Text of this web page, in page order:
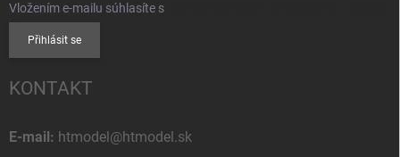
Vložením e-mailu súhlasíte s
Přihlásit se
KONTAKT
E-mail: htmodel@htmodel.sk